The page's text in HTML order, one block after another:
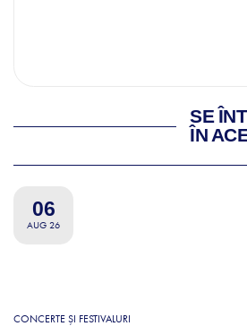
SE
ÎN
06
AUG 26
CONCERTE ȘI FESTIVALURI